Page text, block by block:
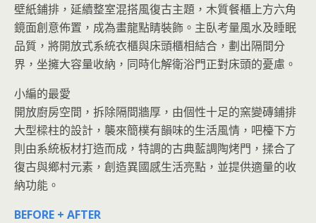
壁紙鋪排，延續整室混搭風復古主題，木質餐櫃上方六角
鏡面創意佈置，成為畫龍點睛裝飾。 主臥考量風水及睡眠
品質，將開放式系統衣櫃與床頭櫃相結合，劃出隔間分
界，坐擁大容量收納，同時化解衛浴門正對床頭的憂慮。
小編的最愛
開放廚房空間，拆除隔間牆厚，由個性十足的窯變磚鋪排
大型樑柱的設計，襲來簡樸有韻味的生活風情，吧檯下方
則由系統板材打造而成，特調的古典藍調陶烤門，揉合了
復古與鄉村元素，創造異國感生活亮點，並提供適量的收
納功能。
BEFORE + AFTER